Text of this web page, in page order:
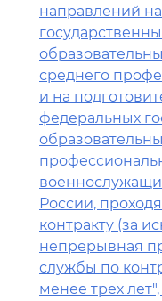
направлений
среднего
и на
федеральных
России,
контракту (за
непрерывная
службы по
менее трех